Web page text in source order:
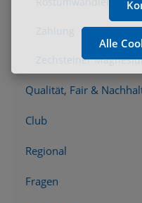
Zahlung
Zechsteiner
Qualität, Fair &
Club
Regional
Fragen
Alle